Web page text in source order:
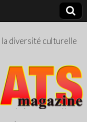
diversité culturelle